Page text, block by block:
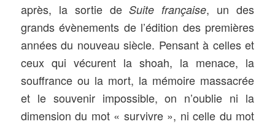
après, la sortie deSuite française, un des
grands évènements de l’édition des premières
années du nouveau siècle. Pensant à celles et
ceux qui vécurent la shoah, la menace, la
souffrance ou la mort, la mémoire massacrée
et le souvenir impossible, on n’oublie ni la
dimension du mot « survivre », ni celle du mot